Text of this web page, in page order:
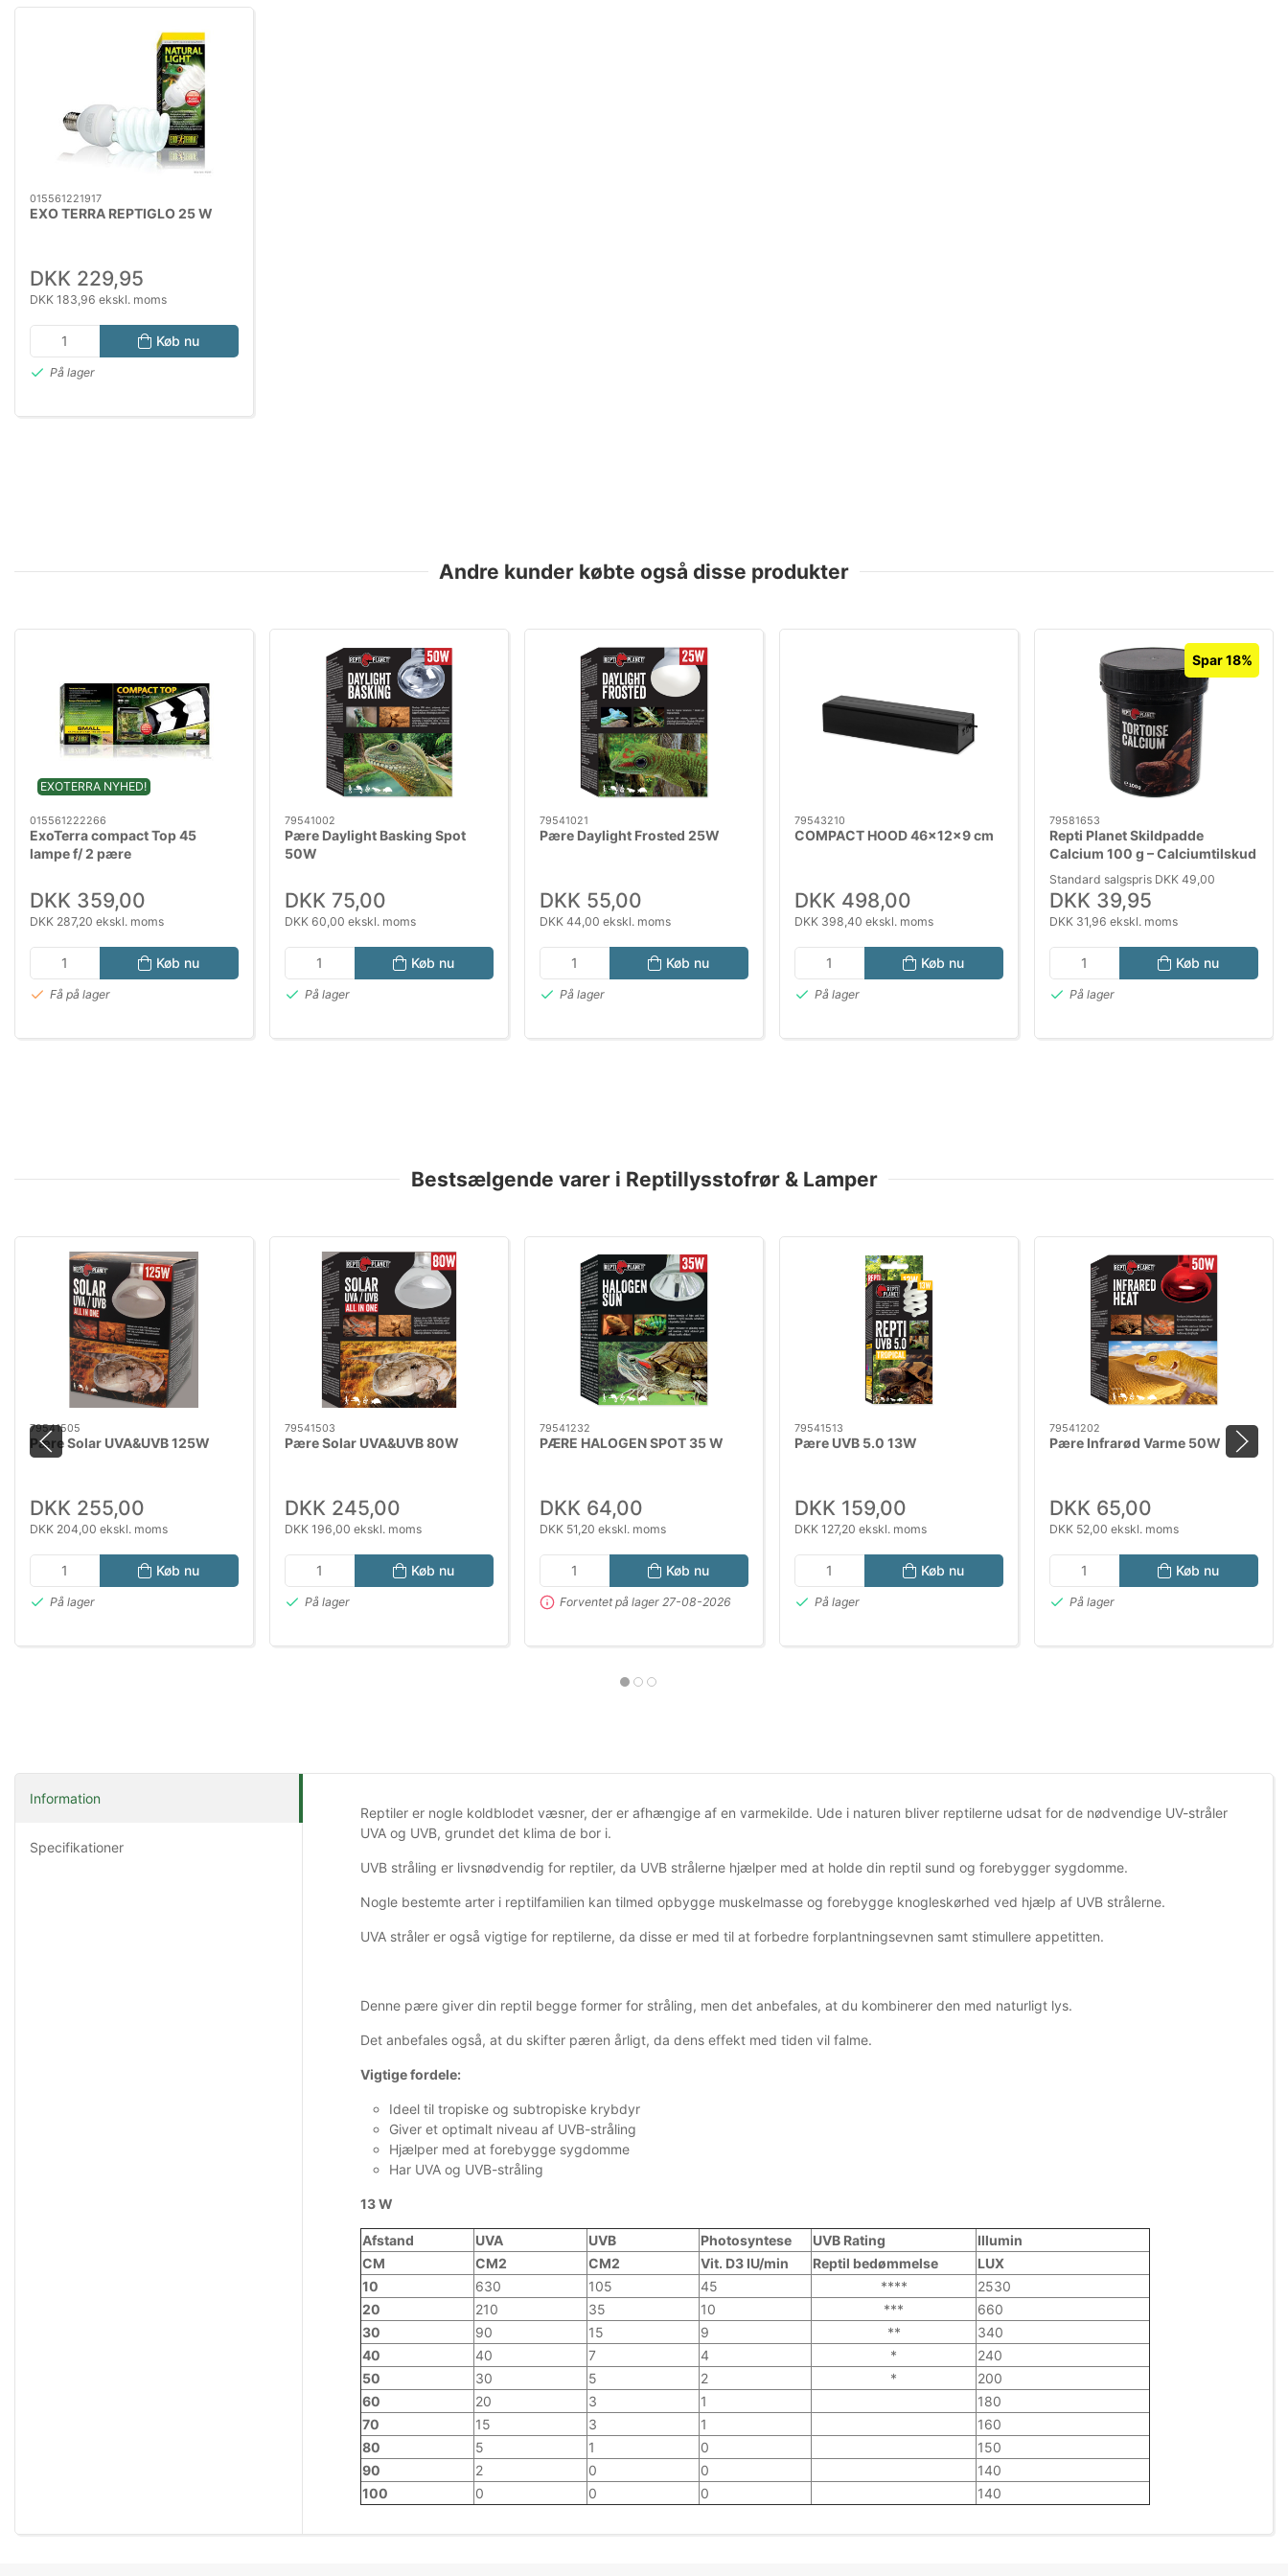
015561221917
EXO TERRA REPTIGLO 25 W
DKK 229,95
DKK 183,96 ekskl. moms
Køb nu
På lager
Andre kunder købte også disse produkter
EXOTERRA NYHED!
015561222266
ExoTerra compact Top 45
lampe f/ 2 pære
DKK 359,00
DKK 287,20 ekskl. moms
Køb nu
Få på lager
79541002
Pære Daylight Basking Spot
50W
DKK 75,00
DKK 60,00 ekskl. moms
Køb nu
På lager
79541021
Pære Daylight Frosted 25W
DKK 55,00
DKK 44,00 ekskl. moms
Køb nu
På lager
79543210
COMPACT HOOD 46x12x9 cm
DKK 498,00
DKK 398,40 ekskl. moms
Køb nu
På lager
Spar 18%
79581653
Repti Planet Skildpadde
Calcium 100 g – Calciumtilskud
til Krybdyr og Skildpadder
Standard salgspris DKK 49,00
DKK 39,95
DKK 31,96 ekskl. moms
Køb nu
På lager
Bestsælgende varer i Reptillysstofrør & Lamper
79541505
Pære Solar UVA&UVB 125W
DKK 255,00
DKK 204,00 ekskl. moms
Køb nu
På lager
79541503
Pære Solar UVA&UVB 80W
DKK 245,00
DKK 196,00 ekskl. moms
Køb nu
På lager
79541232
PÆRE HALOGEN SPOT 35 W
DKK 64,00
DKK 51,20 ekskl. moms
Køb nu
Forventet på lager 27-08-2026
79541513
Pære UVB 5.0 13W
DKK 159,00
DKK 127,20 ekskl. moms
Køb nu
På lager
79541202
Pære Infrarød Varme 50W
DKK 65,00
DKK 52,00 ekskl. moms
Køb nu
På lager
Information
Specifikationer
Reptiler er nogle koldblodet væsner, der er afhængige af en varmekilde. Ude i naturen bliver reptilerne udsat for de nødvendige UV-stråler
UVA og UVB, grundet det klima de bor i.
UVB stråling er livsnødvendig for reptiler, da UVB strålerne hjælper med at holde din reptil sund og forebygger sygdomme.
Nogle bestemte arter i reptilfamilien kan tilmed opbygge muskelmasse og forebygge knogleskørhed ved hjælp af UVB strålerne.
UVA stråler er også vigtige for reptilerne, da disse er med til at forbedre forplantningsevnen samt stimullere appetitten.
Denne pære giver din reptil begge former for stråling, men det anbefales, at du kombinerer den med naturligt lys.
Det anbefales også, at du skifter pæren årligt, da dens effekt med tiden vil falme.
Vigtige fordele:
Ideel til tropiske og subtropiske krybdyr
Giver et optimalt niveau af UVB-stråling
Hjælper med at forebygge sygdomme
Har UVA og UVB-stråling
13 W
Afstand UVA UVB Photosyntese UVB Rating
Illumin
CM
CM2 CM2 Vit. D3 IU/min Reptil bedømmelse
LUX
10
630 105 45 ****
2530
20
210 35 10 ***
660
30
90 15 9 **
340
40
40 7 4 *
240
50
30 5 2 *
200
60
20 3 1
180
70
15 3 1
160
80
5 1 0
150
90
2 0 0
140
100
0 0 0 140